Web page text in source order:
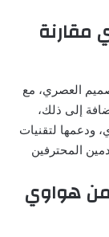
مقارنة
العصري، مع
إلى ذلك،
ودعمها لتقنيات
المحترفين
من هواوي